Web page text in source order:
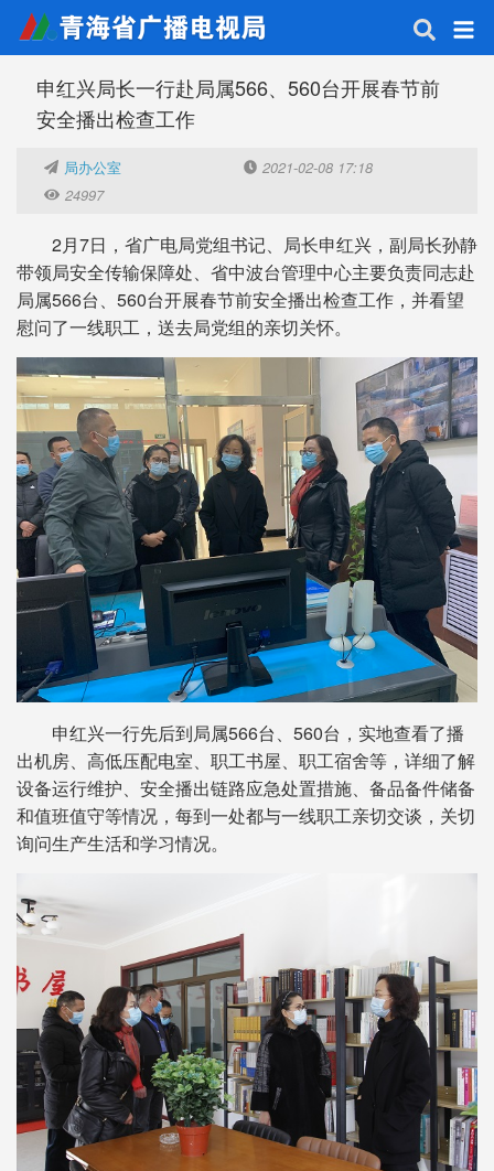
申红兴局长一行赴局属566、560台开展春节前
安全播出检查工作
局办公室
2021-02-08 17:18
24997
2月7日，省广电局党组书记、局长申红兴，副局长孙静
带领局安全传输保障处、省中波台管理中心主要负责同志赴
局属566台、560台开展春节前安全播出检查工作，并看望
慰问了一线职工，送去局党组的亲切关怀。
申红兴一行先后到局属566台、560台，实地查看了播
出机房、高低压配电室、职工书屋、职工宿舍等，详细了解
设备运行维护、安全播出链路应急处置措施、备品备件储备
和值班值守等情况，每到一处都与一线职工亲切交谈，关切
询问生产生活和学习情况。